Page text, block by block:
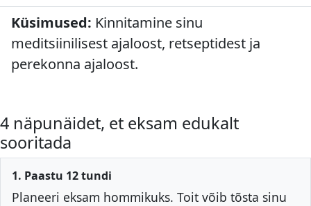
Küsimused: Kinnitamine sinu
meditsiinilisest ajaloost, retseptidest ja
perekonna ajaloost.
4 näpunäidet, et eksam edukalt
sooritada
1. Paastu 12 tundi
Planeeri eksam hommikuks. Toit võib tõsta sinu